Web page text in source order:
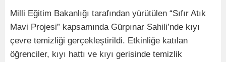
Milli Eğitim Bakanlığı tarafından yürütülen “Sıfır Atık
Mavi Projesi” kapsamında Gürpınar Sahili’nde kıyı
çevre temizliği gerçekleştirildi. Etkinliğe katılan
öğrenciler, kıyı hattı ve kıyı gerisinde temizlik